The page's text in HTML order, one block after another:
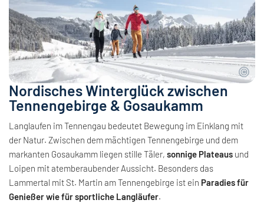
Nordisches Winterglück zwischen
Tennengebirge & Gosaukamm
Langlaufen im Tennengau bedeutet Bewegung im Einklang mit
der Natur. Zwischen dem mächtigen Tennengebirge und dem
markanten Gosaukamm liegen stille Täler, sonnige Plateaus und
Loipen mit atemberaubender Aussicht. Besonders das
Lammertal mit St. Martin am Tennengebirge ist ein Paradies für
Genießer wie für sportliche Langläufer.